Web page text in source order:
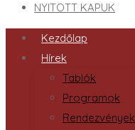
NYITOTT KAPUK
Kezdőlap
Hírek
Tablók
Programok
Rendezvények